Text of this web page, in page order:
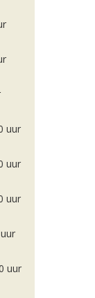
uur
uur
uur
uur